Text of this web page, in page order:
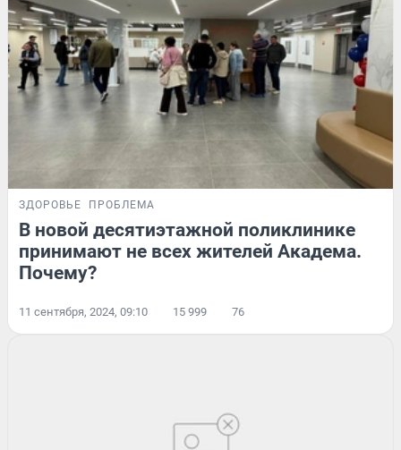
ЗДОРОВЬЕ ПРОБЛЕМА
В новой десятиэтажной поликлинике
принимают не всех жителей Академа.
Почему?
11 сентября, 2024, 09:10 15 999 76